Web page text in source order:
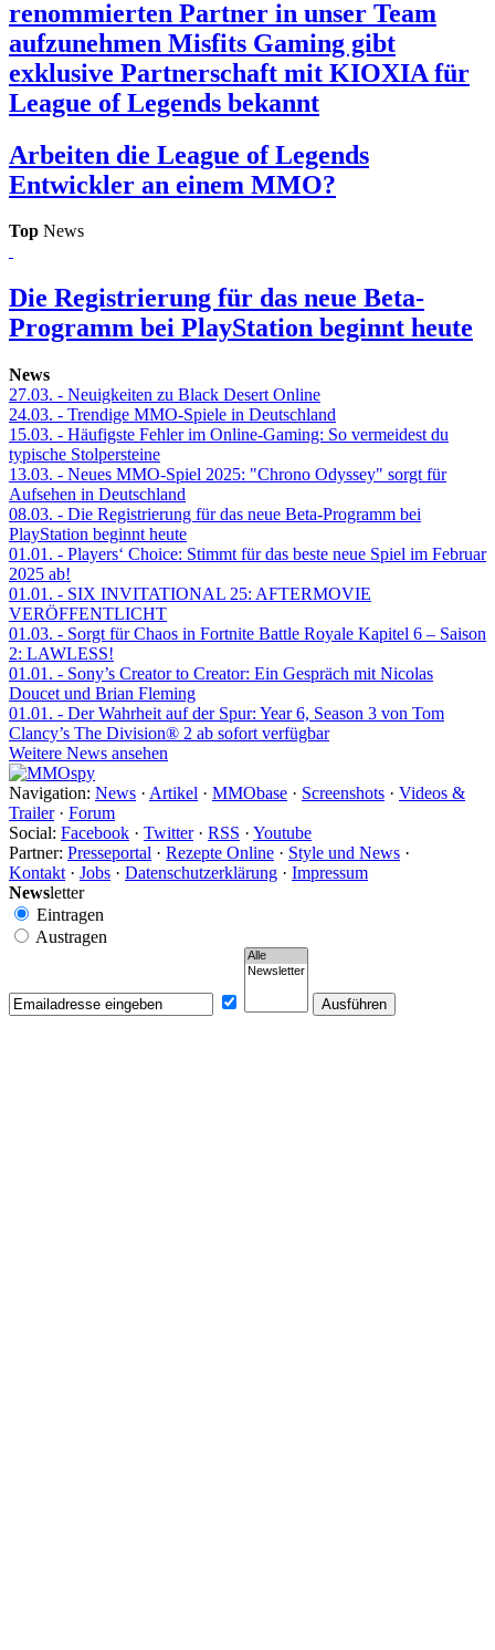
renommierten Partner in unser Team
aufzunehmen Misfits Gaming gibt
exklusive Partnerschaft mit KIOXIA für
League of Legends bekannt
Arbeiten die League of Legends
Entwickler an einem MMO?
Top News
Die Registrierung für das neue Beta-
Programm bei PlayStation beginnt heute
News
27.03. - Neuigkeiten zu Black Desert Online
24.03. - Trendige MMO-Spiele in Deutschland
15.03. - Häufigste Fehler im Online-Gaming: So vermeidest du
typische Stolpersteine
13.03. - Neues MMO-Spiel 2025: "Chrono Odyssey" sorgt für
Aufsehen in Deutschland
08.03. - Die Registrierung für das neue Beta-Programm bei
PlayStation beginnt heute
01.01. - Players‘ Choice: Stimmt für das beste neue Spiel im Februar
2025 ab!
01.01. - SIX INVITATIONAL 25: AFTERMOVIE
VERÖFFENTLICHT
01.03. - Sorgt für Chaos in Fortnite Battle Royale Kapitel 6 – Saison
2: LAWLESS!
01.01. - Sony’s Creator to Creator: Ein Gespräch mit Nicolas
Doucet und Brian Fleming
01.01. - Der Wahrheit auf der Spur: Year 6, Season 3 von Tom
Clancy’s The Division® 2 ab sofort verfügbar
Weitere News ansehen
Navigation: News · Artikel · MMObase · Screenshots · Videos &
Trailer· Forum
Social: Facebook · Twitter· RSS · Youtube
Partner: Presseportal · Rezepte Online · Style und News ·
Kontakt · Jobs · Datenschutzerklärung · Impressum
Newsletter
Eintragen
Austragen